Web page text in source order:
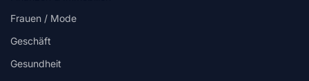
Frauen / Mode
Geschäft
Gesundheit